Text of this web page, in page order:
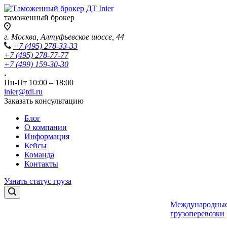
таможенный брокер
г. Москва, Алтуфьевское шоссе, 44
+7 (495) 278-33-33
+7 (495) 278-77-77
+7 (499) 159-30-30
Пн-Пт 10:00 – 18:00
inier@tdi.ru
Заказать консультацию
Блог
О компании
Информация
Кейсы
Команда
Контакты
Узнать статус груза
грузоперевозки